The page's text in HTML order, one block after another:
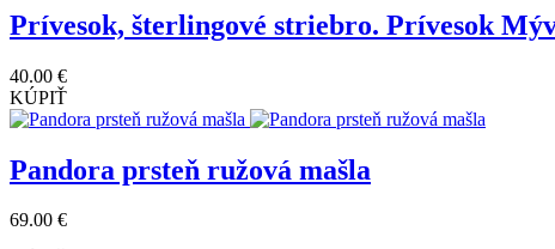
Prívesok, šterlingové striebro. Prívesok
40.00 €
KÚPIŤ
Pandora prsteň ružová mašla
69.00 €